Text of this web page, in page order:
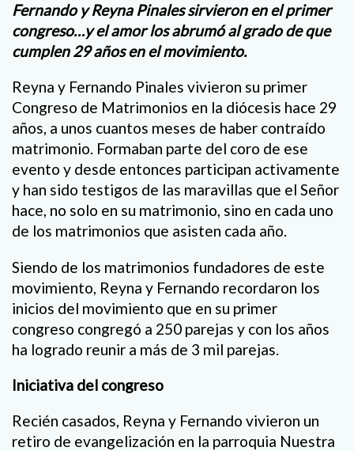
Fernando y Reyna Pinales sirvieron en el primer
congreso…y el amor los abrumó al grado de que
cumplen 29 años en el movimiento.
Reyna y Fernando Pinales vivieron su primer
Congreso de Matrimonios en la diócesis hace 29
años, a unos cuantos meses de haber contraído
matrimonio. Formaban parte del coro de ese
evento y desde entonces participan activamente
y han sido testigos de las maravillas que el Señor
hace, no solo en su matrimonio, sino en cada uno
de los matrimonios que asisten cada año.
Siendo de los matrimonios fundadores de este
movimiento, Reyna y Fernando recordaron los
inicios del movimiento que en su primer
congreso congregó a 250 parejas y con los años
ha logrado reunir a más de 3 mil parejas.
Iniciativa del congreso
Recién casados, Reyna y Fernando vivieron un
retiro de evangelización en la parroquia Nuestra